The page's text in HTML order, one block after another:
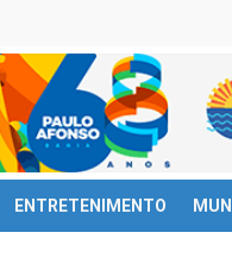
ENTRETENIMENTO